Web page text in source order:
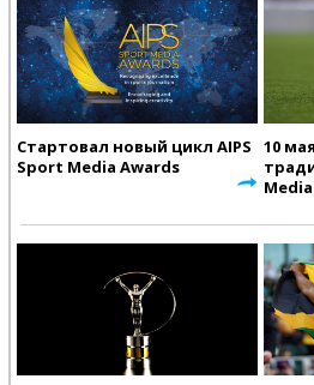
Стартовал новый цикл AIPS
Sport Media Awards
10